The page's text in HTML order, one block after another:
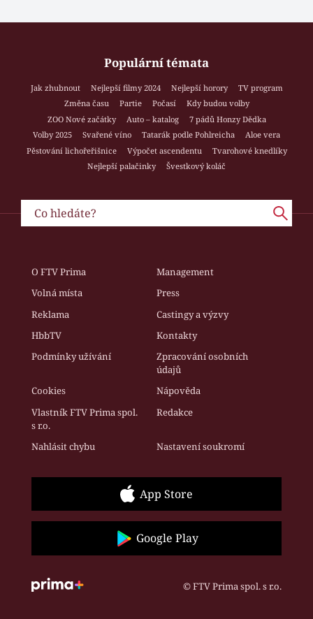
Populární témata
Jak zhubnout Nejlepší filmy 2024 Nejlepší horory
TV program
Změna času
Partie Počasí
Kdy budou volby
ZOO Nové začátky
Auto – katalog
7 pádů Honzy Dědka
Volby 2025
Svařené víno Tatarák podle Pohlreicha
Aloe vera
Pěstování lichořeřišnice
Výpočet ascendentu
Tvarohové knedlíky
Nejlepší palačinky
Švestkový koláč
O FTV Prima
Management
Volná místa
Press
Reklama
Castingy a výzvy
HbbTV
Kontakty
Podmínky užívání
Zpracování osobních
údajů
Cookies
Nápověda
Vlastník FTV Prima spol.
s r.o.
Redakce
Nahlásit chybu Nastavení soukromí
App Store
Google Play
© FTV Prima spol. s r.o.